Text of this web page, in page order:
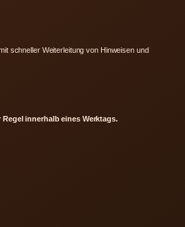
schneller Weiterleitung von Hinweisen und
innerhalb eines Werktags.